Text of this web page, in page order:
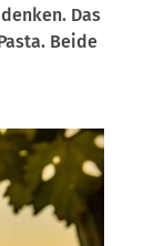
Das
Beide